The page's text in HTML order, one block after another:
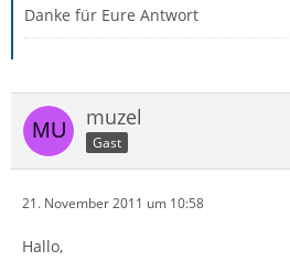
Danke für Eure Antwort
muzel
Gast
21. November 2011 um 10:58
Hallo,